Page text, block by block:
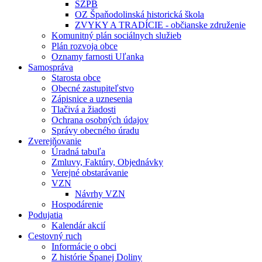
SZPB
OZ Špaňodolinská historická škola
ZVYKY A TRADÍCIE - občianske združenie
Komunitný plán sociálnych služieb
Plán rozvoja obce
Oznamy farnosti Uľanka
Samospráva
Starosta obce
Obecné zastupiteľstvo
Zápisnice a uznesenia
Tlačivá a žiadosti
Ochrana osobných údajov
Správy obecného úradu
Zverejňovanie
Úradná tabuľa
Zmluvy, Faktúry, Objednávky
Verejné obstarávanie
VZN
Návrhy VZN
Hospodárenie
Podujatia
Kalendár akcií
Cestovný ruch
Informácie o obci
Z histórie Španej Doliny